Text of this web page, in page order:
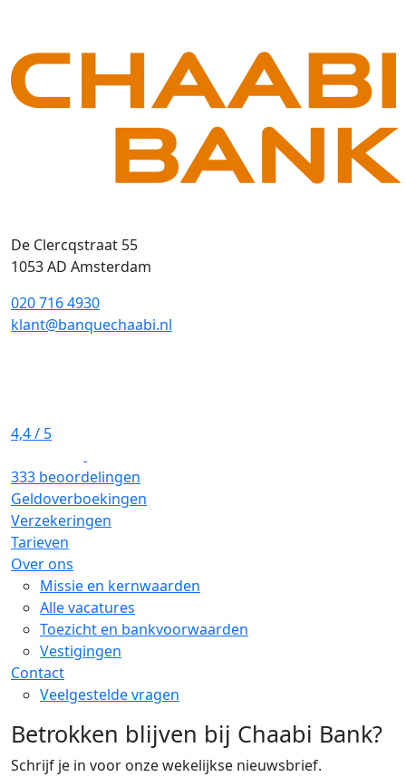
De Clercqstraat 55
1053 AD Amsterdam
020 716 4930
klant@banquechaabi.nl
4,4/ 5
333 beoordelingen
Geldoverboekingen
Verzekeringen
Tarieven
Over ons
Missie en kernwaarden
Alle vacatures
Toezicht en bankvoorwaarden
Vestigingen
Contact
Veelgestelde vragen
Betrokken blijven bij Chaabi Bank?
Schrijf je in voor onze wekelijkse nieuwsbrief.